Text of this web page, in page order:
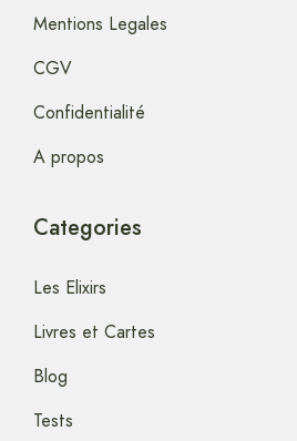
Mentions Legales
CGV
Confidentialité
A propos
Categories
Les Elixirs
Livres et Cartes
Blog
Tests